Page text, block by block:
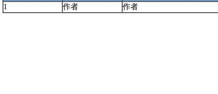
1
作者 作者